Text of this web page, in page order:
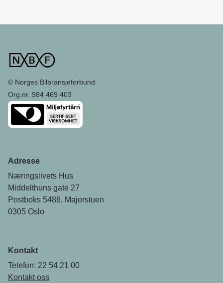
© Norges Bilbransjeforbund
Org.nr. 984 469 403
Adresse
Næringslivets Hus
Middelthuns gate 27
Postboks 5486, Majorstuen
0305 Oslo
Kontakt
Telefon: 22 54 21 00
Kontakt oss